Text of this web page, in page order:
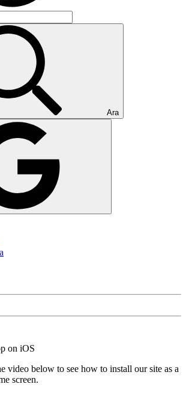
Ara
on iOS
video below to see how to install our site as a
screen.